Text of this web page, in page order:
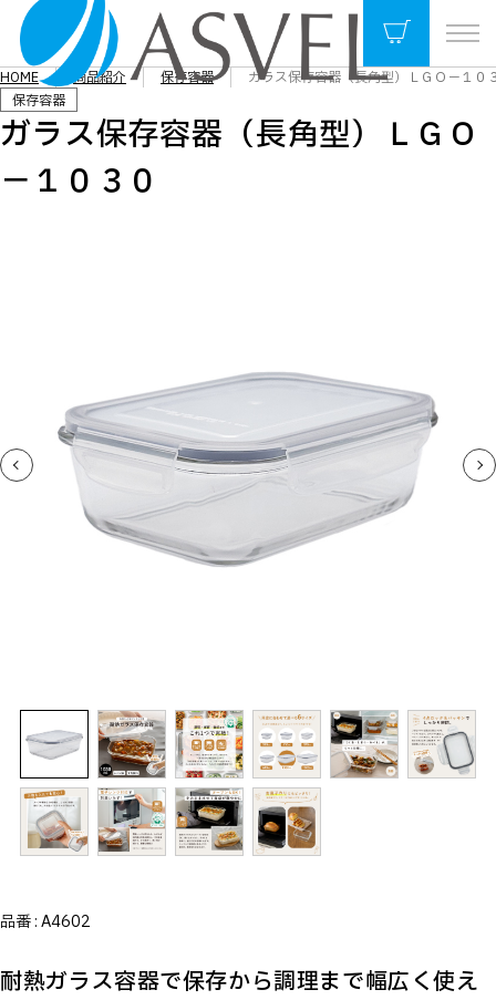
HOME 商品紹介 保存容器
ガラス保存容器（長角型）ＬＧＯ－１０
保存容器
ガラス保存容器（長角型）ＬＧＯ
－１０３０
品番 :A4602
耐熱ガラス容器で保存から調理まで幅広く使え